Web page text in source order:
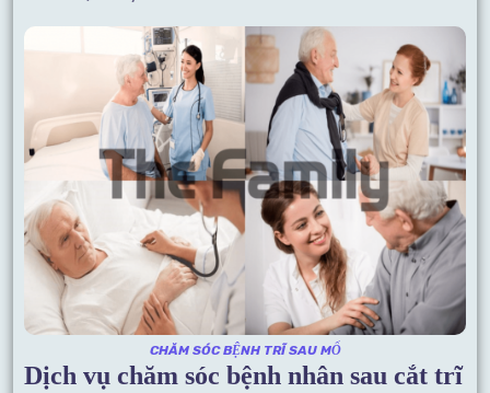
CHĂM SÓC BỆNH TRĨ SAU MỔ
Dịch vụchăm sóc bệnh nhân sau cắt trĩ